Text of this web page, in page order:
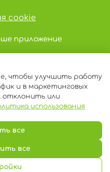
cookie
приложение
ECOM
чтобы улучшить работу
и в маркетинговых
отклонить или
использования
все
все